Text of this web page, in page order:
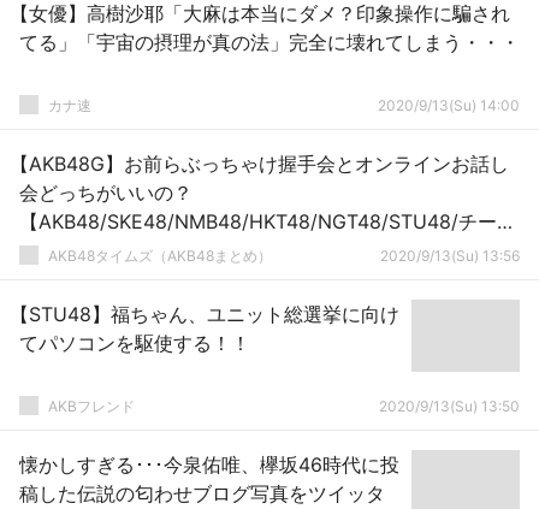
【女優】高樹沙耶「大麻は本当にダメ？印象操作に騙され
てる」「宇宙の摂理が真の法」完全に壊れてしまう・・・
カナ速 2020/9/13(Su) 14:00
【AKB48G】お前らぶっちゃけ握手会とオンラインお話し
会どっちがいいの？
【AKB48/SKE48/NMB48/HKT48/NGT48/STU48/チーム
8】AKB48タイムズ（AKB48まとめ） 2020/9/13(Su) 13:56
【STU48】福ちゃん、ユニット総選挙に向け
てパソコンを駆使する！！
AKBフレンド 2020/9/13(Su) 13:50
懐かしすぎる･･･今泉佑唯、欅坂46時代に投
稿した伝説の匂わせブログ写真をツイッタ